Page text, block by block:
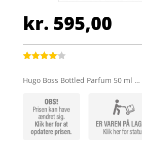
kr. 595,00
ud af 5
kundebed
ømmelse
Hugo Boss Bottled Parfum 50 ml …